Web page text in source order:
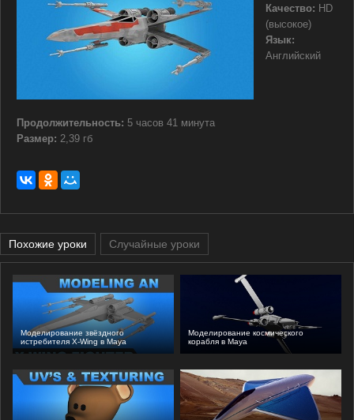
Качество: HD
(высокое)
Язык:
Английский
Продолжительность: 5 часов 41 минута
Размер: 2,39 гб
Похожие уроки Случайные уроки
Моделирование звёздного
истребителя X-Wing в Maya
Моделирование космического
корабля в Maya